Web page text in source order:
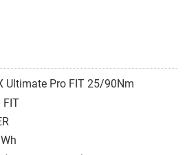
Ultimate Pro FIT 25/90Nm
FIT